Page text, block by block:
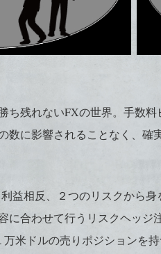
ち残れないFXの世界。手数
数に影響されることなく、
益相反、２つのリスクから
に合わせて行うリスクヘッ
米ドルの売りポジションを